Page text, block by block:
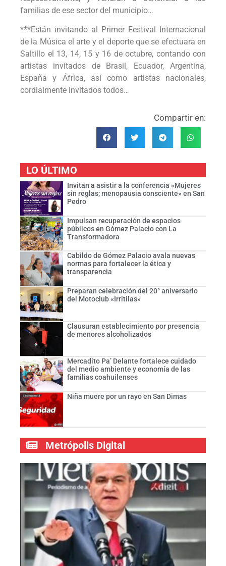
familias de ese sector del municipio…
***Están invitando al Primer Festival Internacional
de la Música el arte y el deporte que se efectuara en
Saltillo el 13, 14, 15 y 16 de octubre, contando con
artistas invitados de Brasil, Ecuador, Argentina,
España y África, así como artistas nacionales,
cordialmente invitados todos…
Compartir en:
LO ÚLTIMO
Invitan a asistir a la conferencia «Mujeres
sin reglas; menopausia consciente» en San
Pedro
Impulsan recuperación de espacios
públicos en Gómez Palacio con La
Transformadora
Cabildo de Gómez Palacio avala nuevas
normas para fortalecer la ética y
transparencia
Preparan celebración del 20° aniversario
del Motoclub «Irritilas»
Clausuran establecimiento por presencia
de menores alcoholizados
Mercadito Pa’ Delante fortalece cuidado
del medio ambiente y economía de las
familias coahuilenses
Niña muere por un rayo en San Dimas
Metrópolis Digital